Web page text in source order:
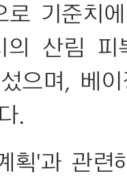
로 기준치
의 산림
으며, 베
.
'과 관련